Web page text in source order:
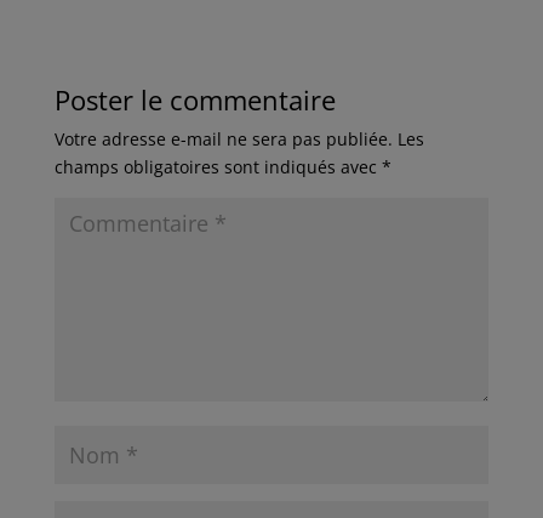
Poster le commentaire
Votre adresse e-mail ne sera pas publiée. Les
champs obligatoires sont indiqués avec *